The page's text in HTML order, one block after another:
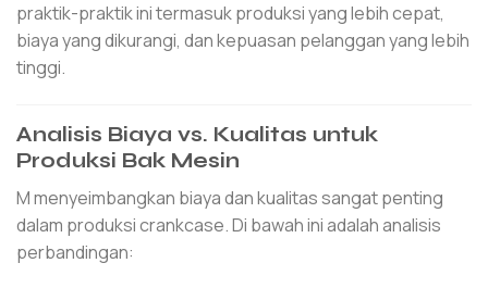
praktik-praktik ini termasuk produksi yang lebih cepat,
biaya yang dikurangi, dan kepuasan pelanggan yang lebih
tinggi.
Analisis Biaya vs. Kualitas untuk
Produksi Bak Mesin
M menyeimbangkan biaya dan kualitas sangat penting
dalam produksi crankcase. Di bawah ini adalah analisis
perbandingan: